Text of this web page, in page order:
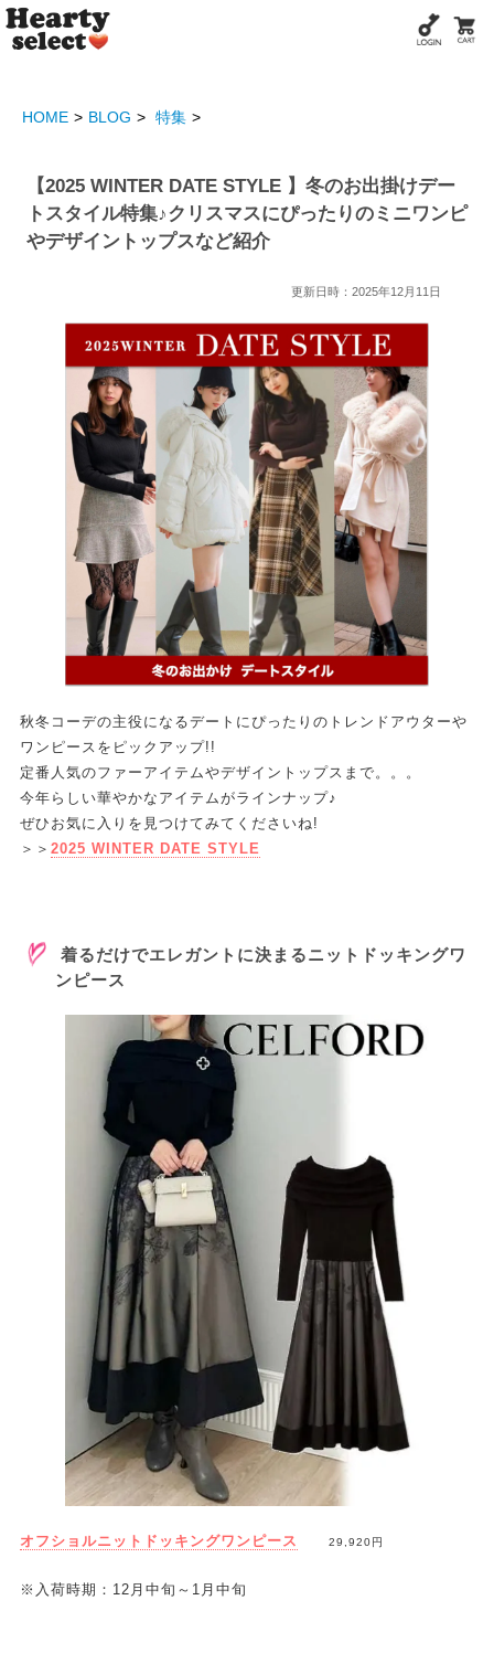
HOME BLOG 特集
【2025 WINTER DATE STYLE 】冬のお出掛けデー
トスタイル特集♪クリスマスにぴったりのミニワンピ
やデザイントップスなど紹介
更新日時：2025年12月11日
秋冬コーデの主役になるデートにぴったりのトレンドアウターや
ワンピースをピックアップ!!
定番人気のファーアイテムやデザイントップスまで。。。
今年らしい華やかなアイテムがラインナップ♪
ぜひお気に入りを見つけてみてくださいね!
＞＞ 2025 WINTER DATE STYLE
着るだけでエレガントに決まるニットドッキングワ
ンピース
オフショルニットドッキングワンピース 29,920円
※入荷時期：12月中旬～1月中旬